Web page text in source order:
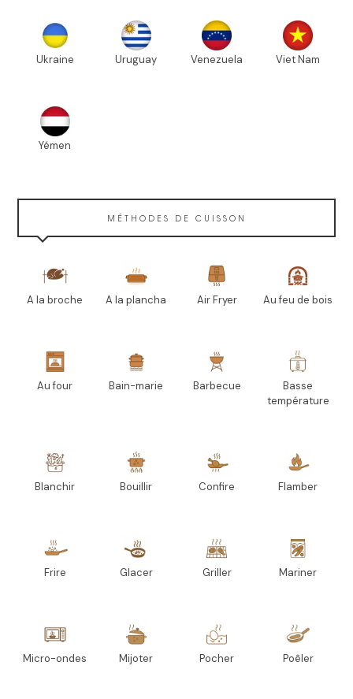
Ukraine Uruguay Venezuela Viet Nam
Yémen
MÉTHODES DE CUISSON
A la broche A la plancha Air Fryer Au feu de bois
Au four Bain-marie Barbecue
Basse
température
Blanchir Bouillir Confire Flamber
Frire Glacer Griller Mariner
Micro-ondes Mijoter Pocher Poêler